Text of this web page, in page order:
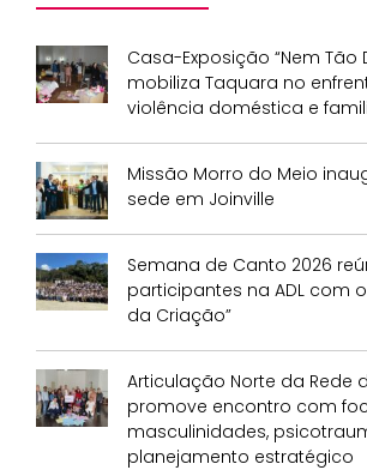
Casa-Exposição “Nem Tão
mobiliza Taquara no
violência doméstica e
Missão Morro do Meio
sede em Joinville
Semana de Canto 2026
participantes na ADL com
da Criação”
Articulação Norte da Rede
promove encontro com
masculinidades,
planejamento estratégico